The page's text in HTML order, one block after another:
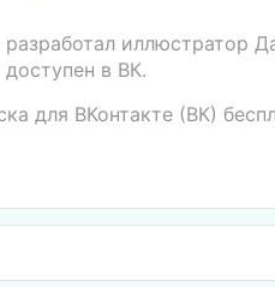
иллюстратор
в ВК.
для ВКонтакте (ВК)